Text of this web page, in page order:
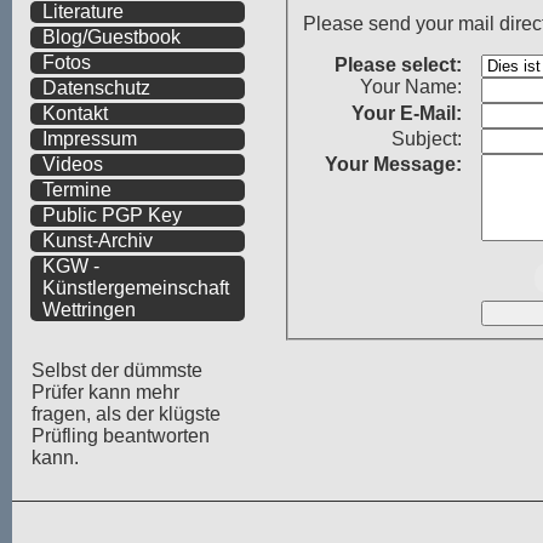
Please send your mail
Please select:
Your Name:
Your E-Mail:
Subject:
Your Message:
Literature
Blog/Guestbook
Fotos
Datenschutz
Kontakt
Impressum
Videos
Termine
Public PGP Key
Kunst-Archiv
KGW -
Künstlergemeinschaft
Wettringen
Selbst der dümmste
Prüfer kann mehr
fragen, als der klügste
Prüfling beantworten
kann.